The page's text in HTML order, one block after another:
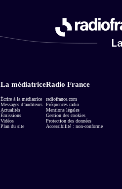
La médiatrice
Écrire à la médiatrice
Messages d’auditeurs
Actualités
Émissions
Vidéos
Plan du site
Radio France
radiofrance.com
Fréquences radio
Mentions légales
Gestion des cookies
Protection des données
Accessibilité : non-conforme